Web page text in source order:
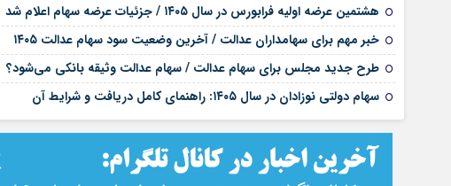
هشتمین عرضه اولیه فرابورس در سال ۱۴۰۵ / جزئیات عرضه سهام اعلام شد
خبر مهم برای سهامداران عدالت / آخرین وضعیت سود سهام عدالت ۱۴۰۵
طرح جدید مجلس برای سهام عدالت / سهام عدالت وثیقه بانکی می‌شود؟
سهام دولتی نوزادان در سال ۱۴۰۵: راهنمای کامل دریافت و شرایط آن